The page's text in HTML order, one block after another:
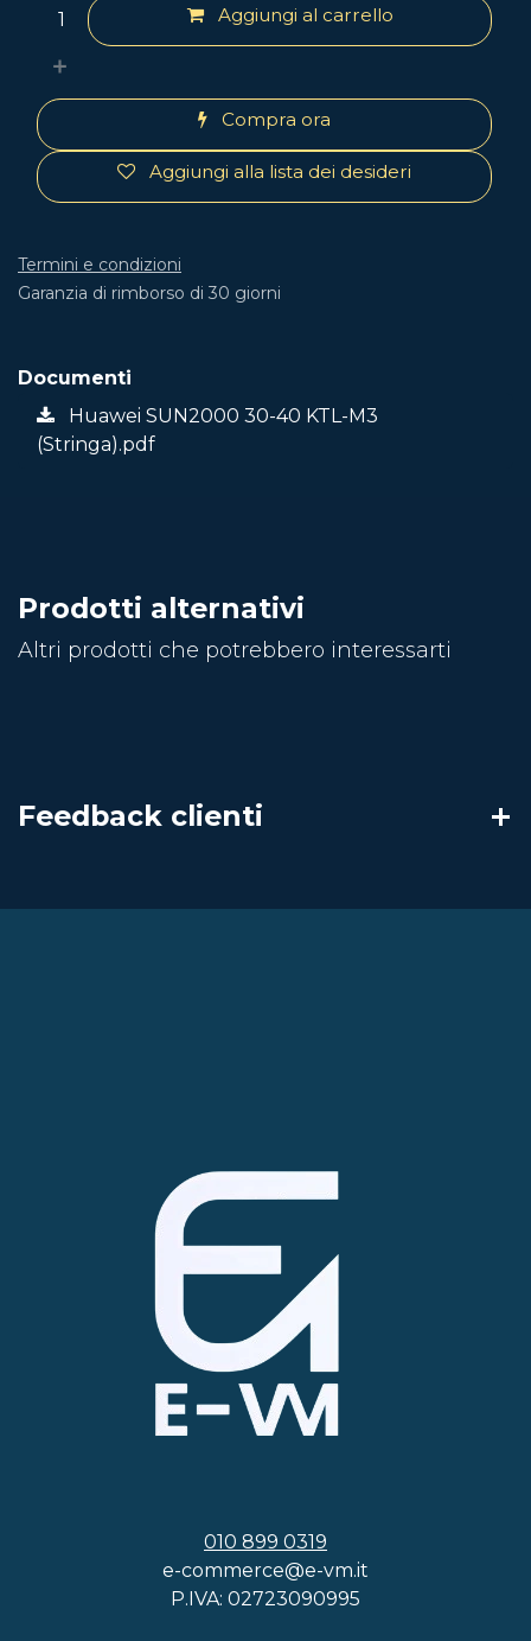
Aggiungi al carrello
Compra ora
Aggiungi alla lista dei desideri
Termini e condizioni
Garanzia di rimborso di 30 giorni
Documenti
Huawei SUN2000 30-40 KTL-M3
(Stringa).pdf
Prodotti alternativi
Altri prodotti che potrebbero interessarti
Feedback clienti
010 899 0319
e-commerce@e-vm.it
P.IVA: 02723090995